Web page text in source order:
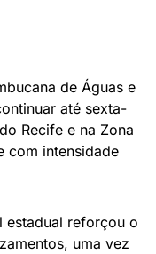
de Águas e
até sexta-
Recife e na Zona
com intensidade
estadual reforçou o
uma vez